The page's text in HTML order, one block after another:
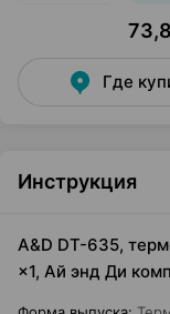
Где
Инструкция
A&D DT-635,
×1, Ай энд Ди